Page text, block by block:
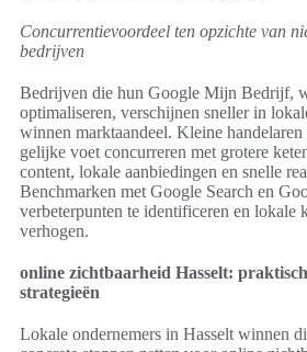
Concurrentievoordeel ten opzichte van
bedrijven
Bedrijven die hun Google Mijn Bedrijf,
optimaliseren, verschijnen sneller in
winnen marktaandeel. Kleine
gelijke voet concurreren met grotere
content, lokale aanbiedingen en snelle
Benchmarken met Google Search en
verbeterpunten te identificeren en lokale
verhogen.
online zichtbaarheid Hasselt:
strategieën
Lokale ondernemers in Hasselt winnen